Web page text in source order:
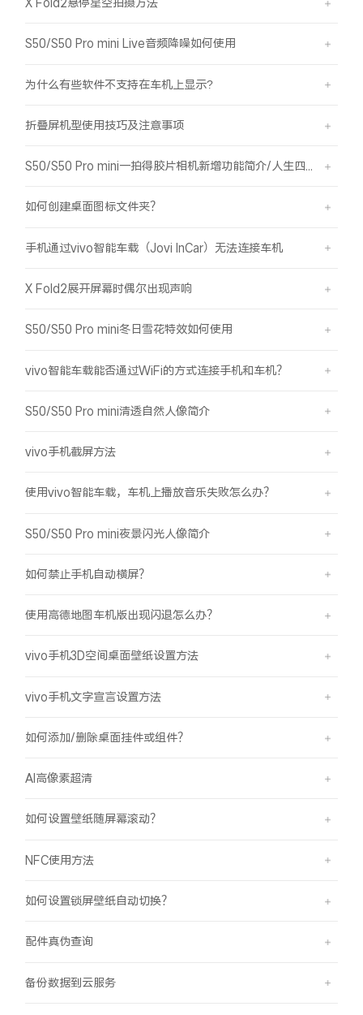
S50/S50 Pro mini Live音频降噪如何使用
为什么有些软件不支持在车机上显示?
折叠屏机型使用技巧及注意事项
如何创建桌面图标文件夹？
手机通过vivo智能车载（Jovi InCar）无法连接车机
X Fold2展开屏幕时偶尔出现声响
S50/S50 Pro mini冬日雪花特效如何使用
vivo智能车载能否通过WiFi的方式连接手机和车机？
S50/S50 Pro mini清透自然人像简介
vivo手机截屏方法
使用vivo智能车载，车机上播放音乐失败怎么办？
S50/S50 Pro mini夜景闪光人像简介
如何禁止手机自动横屏？
使用高德地图车机版出现闪退怎么办？
vivo手机3D空间桌面壁纸设置方法
vivo手机文字宣言设置方法
如何添加/删除桌面挂件或组件？
AI高像素超清
如何设置壁纸随屏幕滚动？
NFC使用方法
如何设置锁屏壁纸自动切换？
配件真伪查询
备份数据到云服务